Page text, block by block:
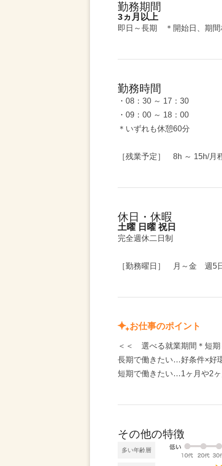
勤務期間
3ヵ月以上
即日～長期 ＊開始日、期間
勤務時間
・08：30 ～ 17：30
・09：00 ～ 18：00
＊いずれも休憩60分
［残業予定］ 8h ～ 15h/月
休日・休暇
土曜 日曜 祝日
完全週休二日制
［勤務曜日］ 月～金 週5
お仕事のポイント
＜＜ 選べる就業期間＊短
長期で働きたい…好条件×好
短期で働きたい…1ヶ月や2
その他の特徴
多い年齢層